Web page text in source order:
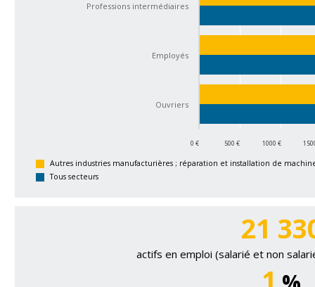
Professions intermédiaires
Employés
Ouvriers
0 € 500 € 1000 €
Autres industries manufacturières ; réparation et installation de
Tous secteurs
21
actifs en emploi (salarié et non